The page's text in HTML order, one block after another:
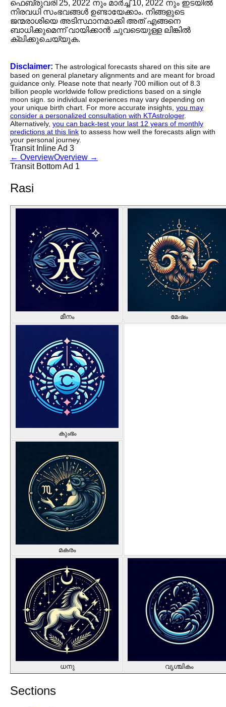
ഫെബ്രുവരി 25, 2022 നും മാർച്ച് 10, 2022 നും ഇടയിൽ
നിരവധി സംഭവങ്ങൾ ഉണ്ടായേക്കാം. നിങ്ങളുടെ
ജന്മരാശിയെ അടിസ്ഥാനമാക്കി അത് എങ്ങനെ
ബാധിക്കുമെന്ന് വായിക്കാൻ ചുവടെയുള്ള ലിങ്കിൽ
ക്ലിക്കുചെയ്യുക.
Disclaimer: The astrological forecasts shared on this site are
based on general planetary alignments and are meant for broad
guidance only. Please note that nearly 700 million out of 8.3
billion people worldwide follow predictions based on a single
moon sign. so individual experiences may vary depending on
your unique birth chart. For more accurate insights, you may
consider a personalized consultation with KTAstrologer.
Alternatively, you can back-test your last 12 years of monthly
predictions at this link to assess how well the forecasts align with
your personal journey.
Transit Inline Ad 3
← OverviewOverview →
Transit Bottom Ad 1
Rasi
മീനം മേഷം
കുംഭം
മകരം
ധനു വൃശ്ചികം
Sections